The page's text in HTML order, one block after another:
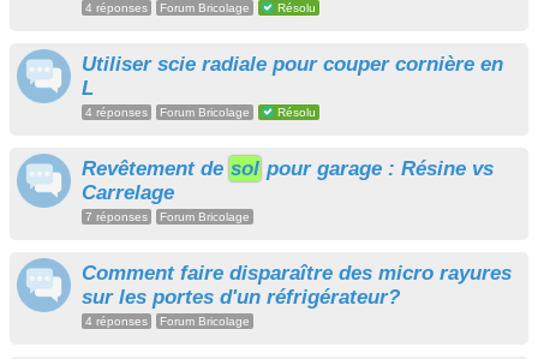
4 réponses Forum Bricolage Résolu
Utiliser scie radiale pour couper cornière en
L
4 réponses Forum Bricolage Résolu
Revêtement de sol pour garage : Résine vs
Carrelage
7 réponses Forum Bricolage
Comment faire disparaître des micro rayures
sur les portes d'un réfrigérateur?
4 réponses Forum Bricolage